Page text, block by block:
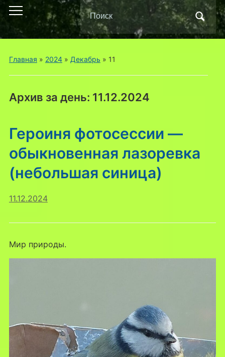
Переключить
мобильное
меню
Поиск
по:
Главная » 2024» Декабрь » 11
Архив за день: 11.12.2024
Героиня фотосессии —
обыкновенная лазоревка
(небольшая синица)
11.12.2024
Мир природы.